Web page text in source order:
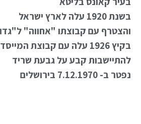
בשנת 1920 עלה לארץ ישראל
והצטרף עם קבוצתו "אחווה"
בקיץ 1926 עלה עם קבוצת המייסדים "אחווה"
להתיישבות קבע על גבעת שריד
נפטר ב- 7.12.1970 בירושלים